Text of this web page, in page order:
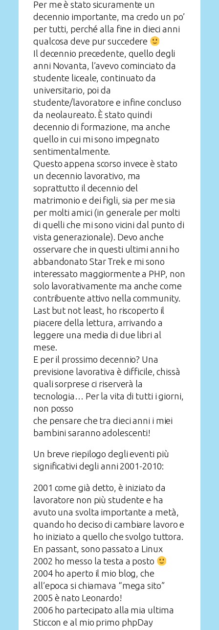
Per me è stato sicuramente un
decennio importante, ma credo un po’
per tutti, perché alla fine in dieci anni
qualcosa deve pur succedere
Il decennio precedente, quello degli
anni Novanta, l’avevo cominciato da
studente liceale, continuato da
universitario, poi da
studente/lavoratore e infine concluso
da neolaureato. È stato quindi
decennio di formazione, ma anche
quello in cui mi sono impegnato
sentimentalmente.
Questo appena scorso invece è stato
un decennio lavorativo, ma
soprattutto il decennio del
matrimonio e dei figli, sia per me sia
per molti amici (in generale per molti
di quelli che mi sono vicini dal punto di
vista generazionale). Devo anche
osservare che in questi ultimi anni ho
abbandonato Star Trek e mi sono
interessato maggiormente a PHP, non
solo lavorativamente ma anche come
contribuente attivo nella community.
Last but not least, ho riscoperto il
piacere della lettura, arrivando a
leggere una media di due libri al
mese.
E per il prossimo decennio? Una
previsione lavorativa è difficile, chissà
quali sorprese ci riserverà la
tecnologia… Per la vita di tutti i giorni,
non posso
che pensare che tra dieci anni i miei
bambini saranno adolescenti!
Un breve riepilogo degli eventi più
significativi degli anni 2001-2010:
2001 come già detto, è iniziato da
lavoratore non più studente e ha
avuto una svolta importante a metà,
quando ho deciso di cambiare lavoro e
ho iniziato a quello che svolgo tuttora.
En passant, sono passato a Linux
2002 ho messo la testa a posto
2004 ho aperto il mio blog, che
all’epoca si chiamava “mega sito”
2005 è nato Leonardo!
2006 ho partecipato alla mia ultima
Sticcon e al mio primo phpDay